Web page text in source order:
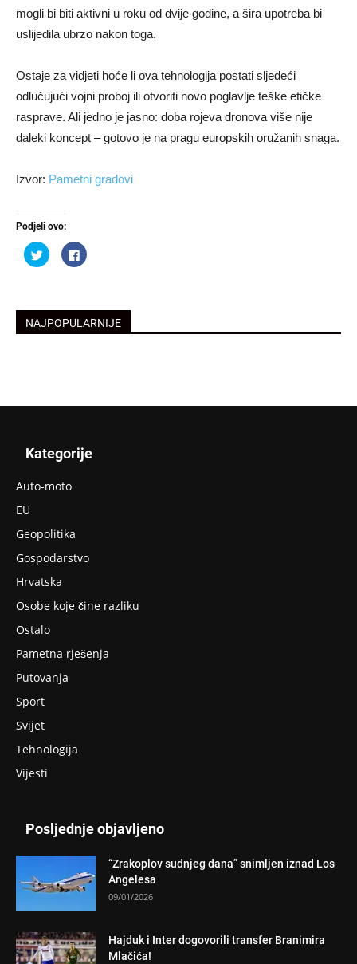
mogli bi biti aktivni u roku od dvije godine, a šira upotreba bi
uslijedila ubrzo nakon toga.
Ostaje za vidjeti hoće li ova tehnologija postati sljedeći
odlučujući vojni proboj ili otvoriti novo poglavlje teške etičke
rasprave. Ali jedno je jasno: doba rojeva dronova više nije
daleki koncept – gotovo je na pragu europskih oružanih snaga.
Izvor: Pametni gradovi
Podjeli ovo:
Podijeli
na
Twitteru
novom
prozoru)
Klikom
podijelite
novom
prozoru)
NAJPOPULARNIJE
Kategorije
Auto-moto
EU
Geopolitika
Gospodarstvo
Hrvatska
Osobe koje čine razliku
Ostalo
Pametna rješenja
Putovanja
Sport
Svijet
Tehnologija
Vijesti
Posljednje objavljeno
“Zrakoplov sudnjeg dana” snimljen iznad Los
Angelesa
09/01/2026
Hajduk i Inter dogovorili transfer Branimira
Mlačića!